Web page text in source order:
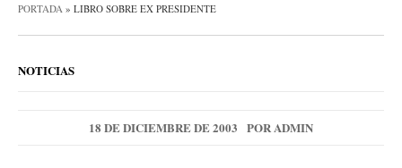
PORTADA » LIBRO SOBRE EX PRESIDENTE
NOTICIAS
18 DE DICIEMBRE DE 2003 POR ADMIN